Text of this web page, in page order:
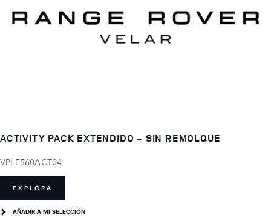
ACTIVITY PACK EXTENDIDO - SIN REMOLQUE
VPLE560ACT04
EXPLORA
AÑADIR A MI SELECCIÓN